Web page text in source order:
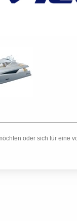
oder sich für eine